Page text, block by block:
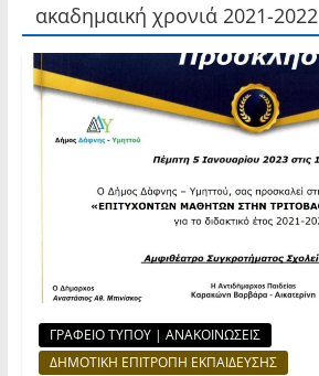
ακαδημαική χρονιά 2021-2022
ΓΡΑΦΕΙΟ ΤΥΠΟΥ | ΑΝΑΚΟΙΝΩΣΕΙΣ
ΔΗΜΟΤΙΚΗ ΕΠΙΤΡΟΠΗ ΕΚΠΑΙΔΕΥΣΗΣ